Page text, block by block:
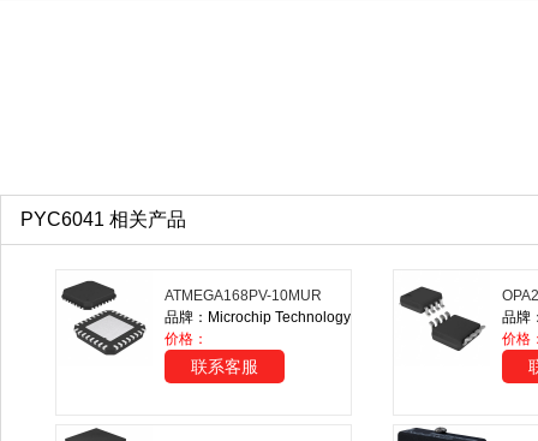
PYC6041 相关产品
ATMEGA168PV-10MUR
品牌：Microchip Technology
价格：
联系客服
品牌
价格